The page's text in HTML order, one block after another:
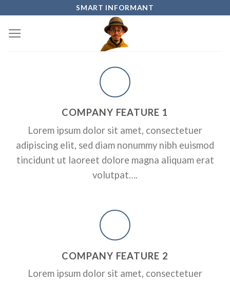
content
SMART INFORMANT
ADD SOME
ut laoreet dolore magna
COMPANY FEATURE 1
Lorem ipsum dolor sit amet, consectetuer
adipiscing elit, sed diam nonummy nibh euismod
tincidunt ut laoreet dolore magna aliquam erat
volutpat….
COMPANY FEATURE 2
Lorem ipsum dolor sit amet, consectetuer